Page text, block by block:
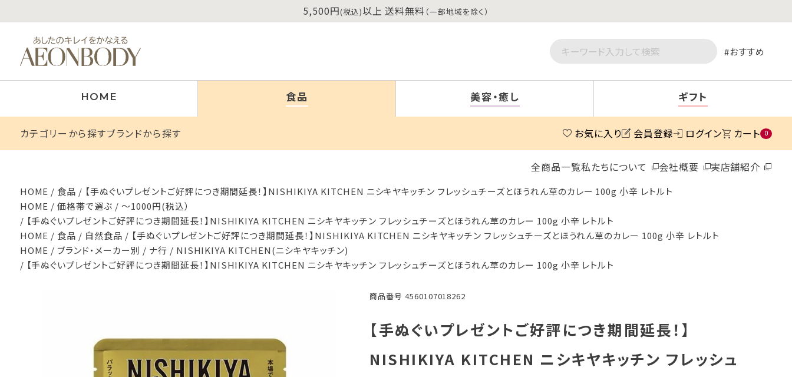
5,500円(税込)以上 送料無料 （一部地域を除く）
おすすめ
HOME 食品 美容・癒し ギフト
カテゴリーから探すブランドから探す お気に入り 会員登録 ログイン カート 0
全商品一覧私たちについて 会社概要 実店舗紹介
HOME 食品
【手ぬぐいプレゼントご好評につき期間延長！】NISHIKIYA KITCHEN ニシキヤキッチン フレッシュチーズとほうれん草のカレー 100g 小辛 レトルト
HOME
価格帯で選ぶ
～1000円(税込）
【手ぬぐいプレゼントご好評につき期間延長！】NISHIKIYA KITCHEN ニシキヤキッチン フレッシュチーズとほうれん草のカレー 100g 小辛 レトルト
HOME
食品 自然食品
【手ぬぐいプレゼントご好評につき期間延長！】NISHIKIYA KITCHEN ニシキヤキッチン フレッシュチーズとほうれん草のカレー 100g 小辛 レトルト
HOME
ブランド・メーカー別 ナ行
NISHIKIYA KITCHEN(ニシキヤキッチン)
【手ぬぐいプレゼントご好評につき期間延長！】NISHIKIYA KITCHEN ニシキヤキッチン フレッシュチーズとほうれん草のカレー 100g 小辛 レトルト
商品番号 4560107018262
【手ぬぐいプレゼントご好評につき期間延長！】
NISHIKIYA KITCHEN ニシキヤキッチン フレッシュ